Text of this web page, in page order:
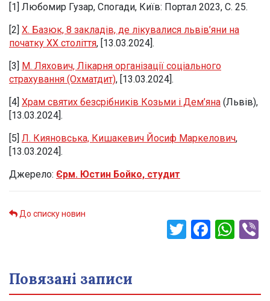
[1] Любомир Гузар, Спогади, Київ: Портал 2023, С. 25.
[2] Х. Базюк, 8 закладів, де лікувалися львів’яни на
початку XX століття, [13.03.2024].
[3] М. Ляхович, Лікарня організації соціального
страхування (Охматдит), [13.03.2024].
[4] Храм святих безсрібників Козьми і Дем’яна (Львів),
[13.03.2024].
[5] Л. Кияновська, Кишакевич Йосиф Маркелович,
[13.03.2024].
Джерело: Єрм. Юстин Бойко, студит
До списку новин
Twitter
Повязані записи